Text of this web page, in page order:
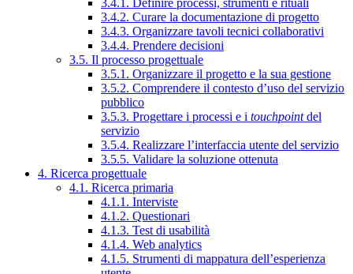
3.4.1. Definire processi, strumenti e rituali
3.4.2. Curare la documentazione di progetto
3.4.3. Organizzare tavoli tecnici collaborativi
3.4.4. Prendere decisioni
3.5. Il processo progettuale
3.5.1. Organizzare il progetto e la sua gestione
3.5.2. Comprendere il contesto d’uso del servizio
pubblico
3.5.3. Progettare i processi e i touchpointdel
servizio
3.5.4. Realizzare l’interfaccia utente del servizio
3.5.5. Validare la soluzione ottenuta
4. Ricerca progettuale
4.1. Ricerca primaria
4.1.1. Interviste
4.1.2. Questionari
4.1.3. Test di usabilità
4.1.4. Web analytics
4.1.5. Strumenti di mappatura dell’esperienza